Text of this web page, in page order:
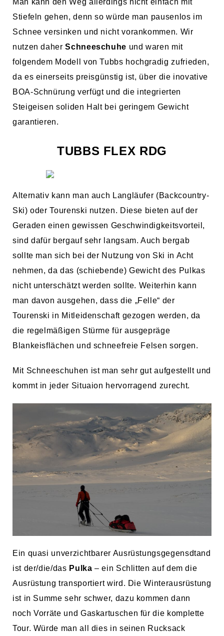
Stiefeln gehen, denn so würde man pausenlos im
Schnee versinken und nicht vorankommen. Wir
nutzen daherSchneeschuhe und waren mit
folgendem Modell von Tubbs hochgradig zufrieden,
da es einerseits preisgünstig ist, über die inovative
BOA-Schnürung verfügt und die integrierten
Steigeisen soliden Halt bei geringem Gewicht
garantieren.
TUBBS FLEX RDG
Alternativ kann man auch Langläufer (Backcountry-
Ski) oder Tourenski nutzen. Diese bieten auf der
Geraden einen gewissen Geschwindigkeitsvorteil,
sind dafür bergauf sehr langsam. Auch bergab
sollte man sich bei der Nutzung von Ski in Acht
nehmen, da das (schiebende) Gewicht des Pulkas
nicht unterschätzt werden sollte. Weiterhin kann
man davon ausgehen, dass die „Felle“ der
Tourenski in Mitleidenschaft gezogen werden, da
die regelmäßigen Stürme für ausgepräge
Blankeisflächen und schneefreie Felsen sorgen.
Mit Schneeschuhen ist man sehr gut aufgestellt und
kommt in jeder Situaion hervorragend zurecht.
Ein quasi unverzichtbarer Ausrüstungsgegensdtand
ist der/die/das Pulka – ein Schlitten auf dem die
Ausrüstung transportiert wird. Die Winterausrüstung
ist in Summe sehr schwer, dazu kommen dann
noch Vorräte und Gaskartuschen für die komplette
Tour. Würde man all dies in seinen Rucksack